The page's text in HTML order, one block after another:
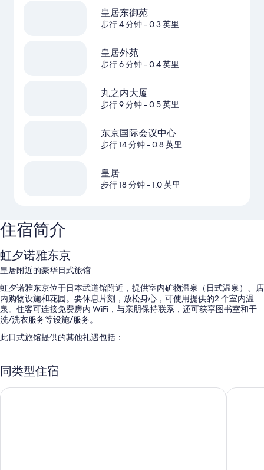
皇居东御苑
步行 4 分钟- 0.3 英里
皇居外苑
步行 6 分钟- 0.4 英里
丸之内大厦
步行 9 分钟- 0.5 英里
东京国际会议中心
步行 14 分钟- 0.8 英里
皇居
步行 18 分钟- 1.0 英里
住宿简介
虹夕诺雅东京
皇居附近的豪华日式旅馆
虹夕诺雅东京位于日本武道馆附近，提供室内矿物温泉（日式温泉）、店
内购物设施和花园。要休息片刻，放松身心，可使用提供的2 个室内温
泉。住客可连接免费房内 WiFi，与亲朋保持联系，还可获享图书室和干
洗/洗衣服务等设施/服务。
此日式旅馆提供的其他礼遇包括：
附近的健身俱乐部使用服务、前台保险箱和24 小时前台服务
免费报纸、行李员/门卫服务和多语言服务
同类型住宿
东京皇家王子大饭店花园塔 - 璞富腾酒店及度假村，LVX 精选
HOTEL